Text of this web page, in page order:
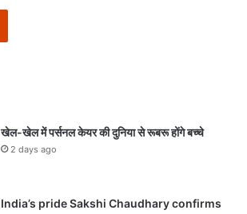
खेल-खेल में पर्सनल केयर की दुनिया से रूबरू होंगे बच्चे
2 days ago
India’s pride Sakshi Chaudhary confirms